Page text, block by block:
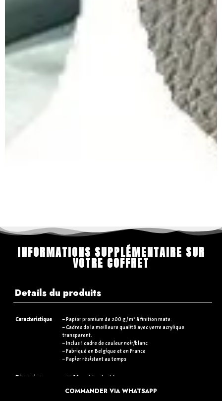
INFORMATIONS SUPPLÉMENTAIRE SUR
VOTRE COFFRET
Details du produits
Caracteristique
– Papier premium de 200 g / m² à finition mate.
– Cadres de la meilleure qualité avec verre acrylique
transparent.
– Inclus 1 cadre de couleur noir/blanc
– Fabriqué en Belgique et en France
– Papier résistant au temps
Dimensions
– 21×30 cm (standards)
– 50×70 cm (+15€)
COMMANDER VIA WHATSAPP